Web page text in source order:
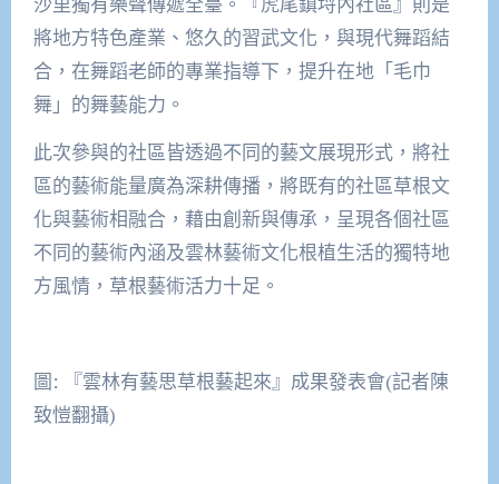
將地方特色產業、悠久的習武文化，與現代舞蹈結
合，在舞蹈老師的專業指導下，提升在地「毛巾
舞」的舞藝能力。
此次參與的社區皆透過不同的藝文展現形式，將社
區的藝術能量廣為深耕傳播，將既有的社區草根文
化與藝術相融合，藉由創新與傳承，呈現各個社區
不同的藝術內涵及雲林藝術文化根植生活的獨特地
方風情，草根藝術活力十足。
圖: 『雲林有藝思草根藝起來』成果發表會(記者陳
致愷翻攝)